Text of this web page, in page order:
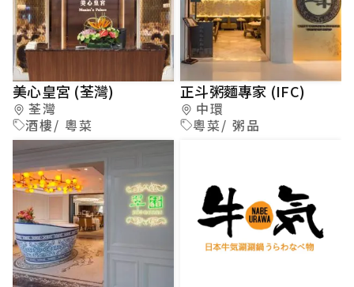
美心皇宮 (荃灣)
荃灣
酒樓/ 粵菜
正斗粥麵專家 (IFC)
中環
粵菜/ 粥品